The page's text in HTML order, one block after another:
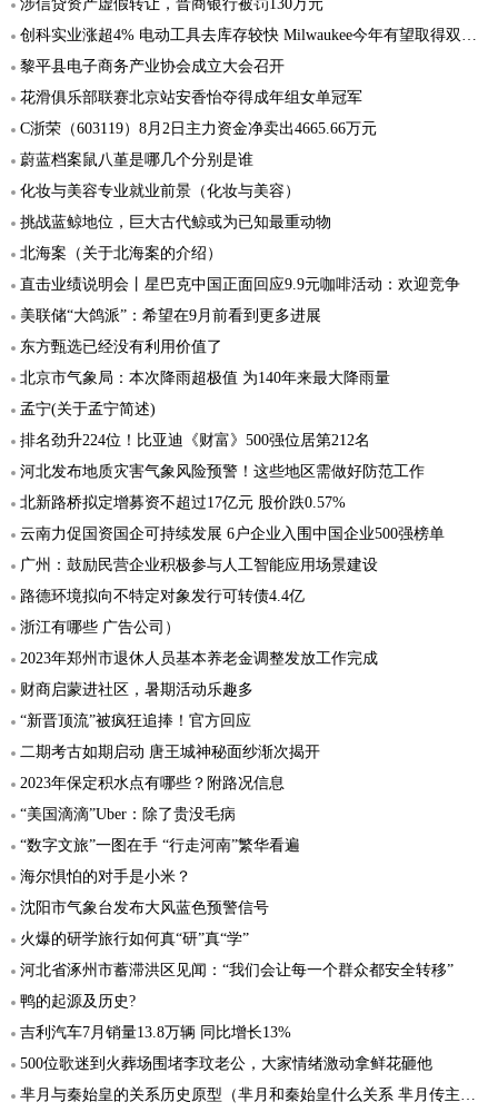
创科实业涨超4% 电动工具去库存较快 Milwaukee今年有望取得双位数收入增速
黎平县电子商务产业协会成立大会召开
花滑俱乐部联赛北京站安香怡夺得成年组女单冠军
C浙荣（603119）8月2日主力资金净卖出4665.66万元
蔚蓝档案鼠八堇是哪几个分别是谁
化妆与美容专业就业前景（化妆与美容）
挑战蓝鲸地位，巨大古代鲸或为已知最重动物
北海案（关于北海案的介绍）
直击业绩说明会丨星巴克中国正面回应9.9元咖啡活动：欢迎竞争
美联储“大鸽派”：希望在9月前看到更多进展
东方甄选已经没有利用价值了
北京市气象局：本次降雨超极值 为140年来最大降雨量
孟宁(关于孟宁简述)
排名劲升224位！比亚迪《财富》500强位居第212名
河北发布地质灾害气象风险预警！这些地区需做好防范工作
北新路桥拟定增募资不超过17亿元 股价跌0.57%
云南力促国资国企可持续发展 6户企业入围中国企业500强榜单
广州：鼓励民营企业积极参与人工智能应用场景建设
路德环境拟向不特定对象发行可转债4.4亿
浙江有哪些 广告公司）
2023年郑州市退休人员基本养老金调整发放工作完成
财商启蒙进社区，暑期活动乐趣多
“新晋顶流”被疯狂追捧！官方回应
二期考古如期启动 唐王城神秘面纱渐次揭开
2023年保定积水点有哪些？附路况信息
“美国滴滴”Uber：除了贵没毛病
“数字文旅”一图在手 “行走河南”繁华看遍
海尔惧怕的对手是小米？
沈阳市气象台发布大风蓝色预警信号
火爆的研学旅行如何真“研”真“学”
河北省涿州市蓄滞洪区见闻：“我们会让每一个群众都安全转移”
鸭的起源及历史?
吉利汽车7月销量13.8万辆 同比增长13%
500位歌迷到火葬场围堵李玟老公，大家情绪激动拿鲜花砸他
芈月与秦始皇的关系历史原型（芈月和秦始皇什么关系 芈月传主要人物关系图）